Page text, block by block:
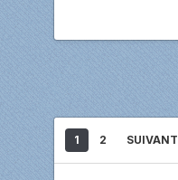
1 2 SUIVANT